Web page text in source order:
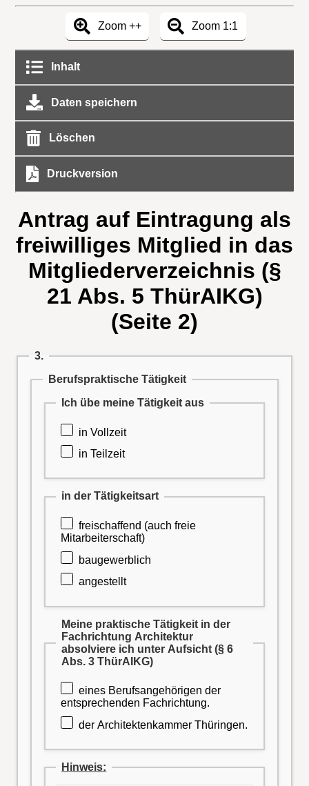
Zoom ++ Zoom 1:1
Inhalt
Daten speichern
Löschen
Druckversion
Antrag auf Eintragung als
freiwilliges Mitglied in das
Mitgliederverzeichnis (§
21 Abs. 5 ThürAIKG)
(Seite 2)
3.
Berufspraktische Tätigkeit
Ich übe meine Tätigkeit aus
in Vollzeit
in Teilzeit
in der Tätigkeitsart
freischaffend (auch freie
Mitarbeiterschaft)
baugewerblich
angestellt
Meine praktische Tätigkeit in der
Fachrichtung Architektur
absolviere ich unter Aufsicht (§ 6
Abs. 3 ThürAIKG)
eines Berufsangehörigen der
entsprechenden Fachrichtung.
der Architektenkammer Thüringen.
Hinweis: